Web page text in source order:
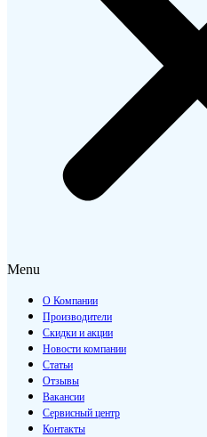
Menu
О Компании
Производители
Скидки и акции
Новости компании
Статьи
Отзывы
Вакансии
Сервисный центр
Контакты